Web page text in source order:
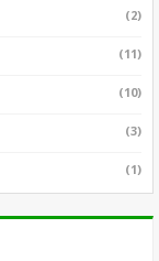
(2)
(11)
(10)
(3)
(1)